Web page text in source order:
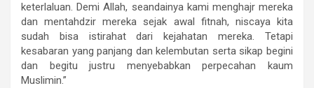
keterlaluan. Demi Allah, seandainya kami menghajr mereka
dan mentahdzir mereka sejak awal fitnah, niscaya kita
sudah bisa istirahat dari kejahatan mereka. Tetapi
kesabaran yang panjang dan kelembutan serta sikap begini
dan begitu justru menyebabkan perpecahan kaum
Muslimin.”